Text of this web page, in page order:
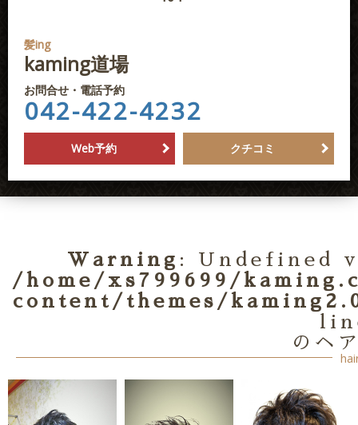
髪ing
kaming道場
お問合せ・電話予約
042-422-4232
Web予約 クチコミ
Warning : Undefined
/home/xs799699/
content/themes/
のヘ